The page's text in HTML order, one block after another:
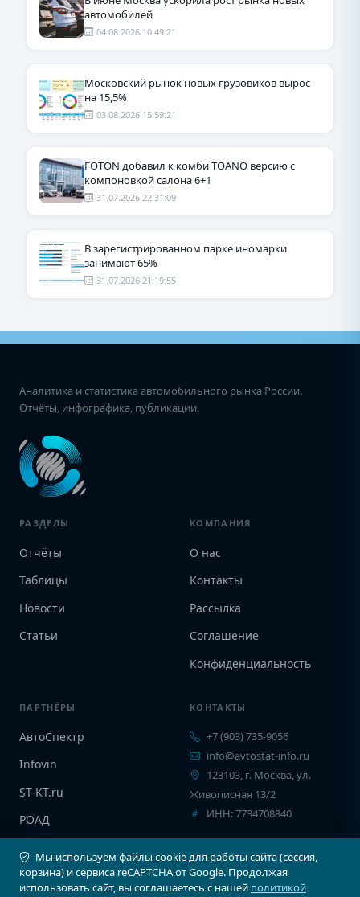
автомобилей
04.08.2026 10:49:21
Московский рынок новых грузовиков вырос
на 15,5%
03.08.2026 15:59:21
FOTON добавил к комби TOANO версию с
компоновкой салона 6+1
31.07.2026 22:31:09
В зарегистрированном парке иномарки
занимают 65%
31.07.2026 21:19:55
Аналитика и статистика автомобильного рынка России.
Отчёты, инфографика, публикации.
РАЗДЕЛЫ
Отчёты
Таблицы
Новости
Статьи
КОМПАНИЯ
О нас
Контакты
Рассылка
Соглашение
Конфиденциальность
ПАРТНЁРЫ
АвтоСпектр
Infovin
ST-KT.ru
РОАД
КОНТАКТЫ
+7 (903) 735-9056
info@avtostat-info.ru
123103, г. Москва, ул.
Живописная 13/2
ИНН: 7734708840
Мы используем файлы cookie для работы сайта (сессия,
корзина) и сервиса reCAPTCHA от Google. Продолжая
использовать сайт, вы соглашаетесь с нашей политикой